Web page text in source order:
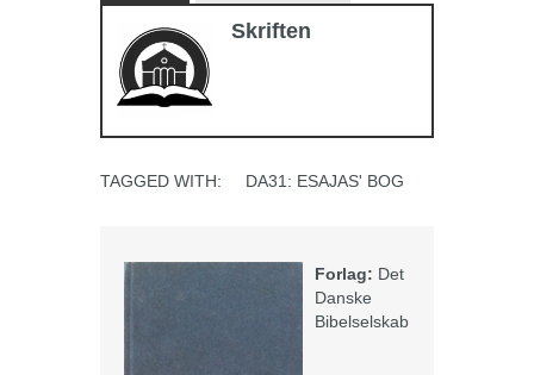
Skriften
TAGGED WITH: DA31: ESAJAS' BOG
Forlag: Det
Danske
Bibelselskab